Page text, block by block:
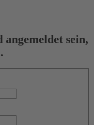
sein,